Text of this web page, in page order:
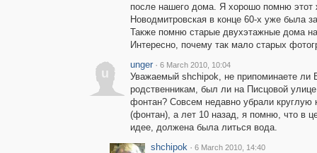
после нашего дома. Я хорошо помню этот
Новодмитровская в конце 60-х уже была
Также помню старые двухэтажные дома
Интересно, почему так мало старых
u
unger · 6 March 2010, 10:04
Уважаемый shchipok, не припоминаете ли
родственникам, был ли на Писцовой
фонтан? Совсем недавно убрали
(фонтан), а лет 10 назад, я помню, что в
идее, должена была литься вода.
shchipok · 6 March 2010, 14:40